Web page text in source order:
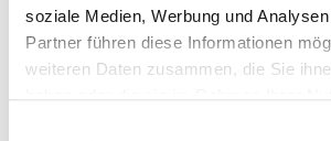
soziale Medien, Werbung und
Partner führen diese Informationen
weiteren Daten zusammen, die Sie
haben oder die sie im Rahmen Ihrer
Der Bundesgerichtshof (Urteil vom
hob die Entscheidung der Vorinstanz
157 BGB sei für den
sich die Erklärung unter
Geschäftsführer eine Erklärung auf